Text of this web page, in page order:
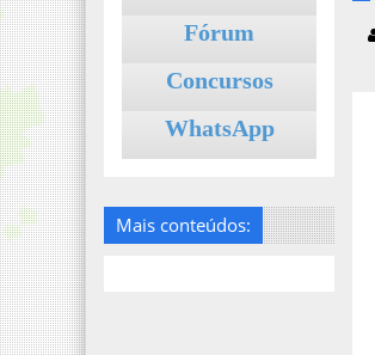
Fórum
Concursos
WhatsApp
Mais conteúdos: